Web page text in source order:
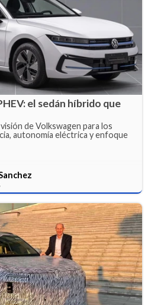
el sedán híbrido que
de Volkswagen para los
autonomía eléctrica y enfoque